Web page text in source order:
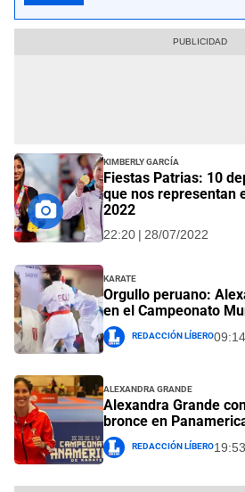
Kimberly García
Fiestas Patrias: 10
que nos representan
2022
22:20 | 28/07/2022
Karate
Orgullo peruano:
en el Campeonato
Redacción Líbero
Alexandra Grande
Alexandra Grande
bronce en
Redacción Líbero